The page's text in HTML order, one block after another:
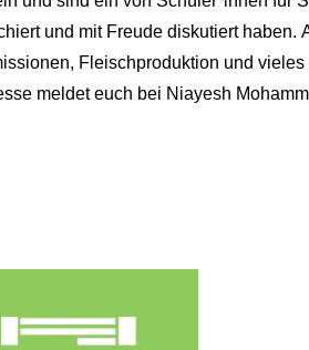
und mit Freude diskutiert haben.
Fleischproduktion und vieles
meldet euch bei Niayesh